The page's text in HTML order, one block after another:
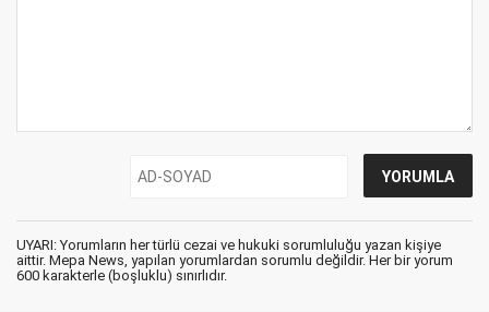
UYARI: Yorumların her türlü cezai ve hukuki sorumluluğu yazan kişiye
aittir. Mepa News, yapılan yorumlardan sorumlu değildir. Her bir yorum
600 karakterle (boşluklu) sınırlıdır.